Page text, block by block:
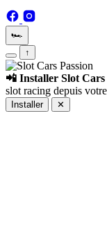
🏎️
↑
📲 Installer Slot Cars
slot racing depuis
Installer ✕